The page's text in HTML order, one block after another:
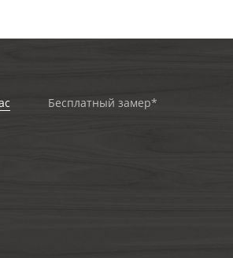
Бесплатный замер*